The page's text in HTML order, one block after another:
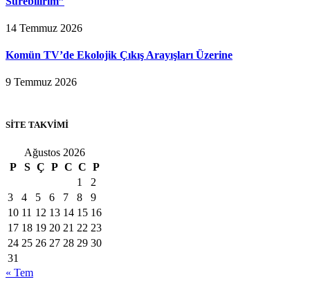
14 Temmuz 2026
Komün TV’de Ekolojik Çıkış Arayışları Üzerine
9 Temmuz 2026
SİTE TAKVİMİ
Ağustos 2026
P
S Ç P C C P
1
2
3
4 5 6 7 8
9
10 11 12 13 14 15 16
17 18 19 20 21 22 23
24 25 26 27 28 29 30
31
« Tem